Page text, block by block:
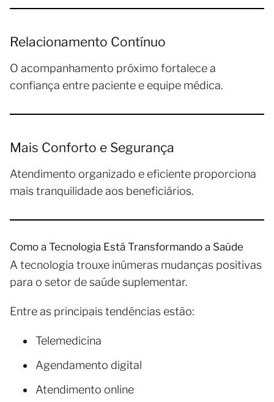
Relacionamento Contínuo
O acompanhamento próximo fortalece a
confiança entre paciente e equipe médica.
Mais Conforto e Segurança
Atendimento organizado e eficiente proporciona
mais tranquilidade aos beneficiários.
Como a Tecnologia Está Transformando a Saúde
A tecnologia trouxe inúmeras mudanças positivas
para o setor de saúde suplementar.
Entre as principais tendências estão:
Telemedicina
Agendamento digital
Atendimento online